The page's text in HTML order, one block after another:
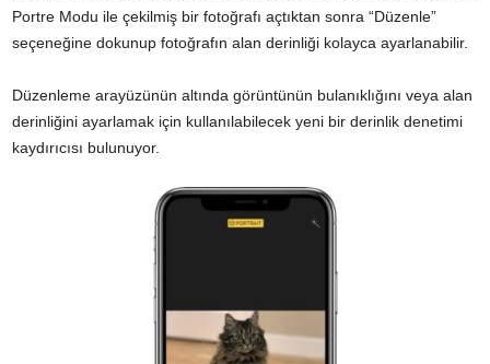
Portre Modu ile çekilmiş bir fotoğrafı açtıktan sonra “Düzenle”
seçeneğine dokunup fotoğrafın alan derinliği kolayca ayarlanabilir.
Düzenleme arayüzünün altında görüntünün bulanıklığını veya alan
derinliğini ayarlamak için kullanılabilecek yeni bir derinlik denetimi
kaydırıcısı bulunuyor.